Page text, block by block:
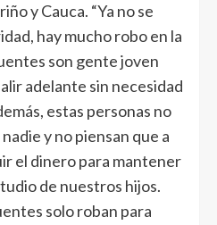
y Cauca. “Ya no se
hay mucho robo en la
son gente joven
adelante sin necesidad
estas personas no
y no piensan que a
el dinero para mantener
de nuestros hijos.
solo roban para